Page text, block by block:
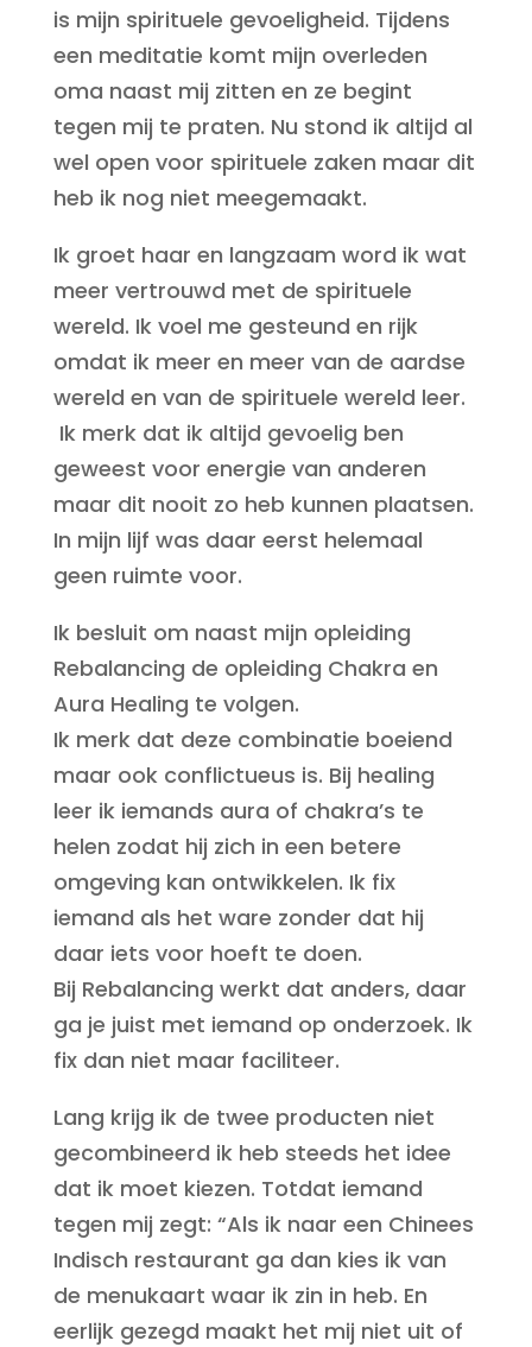
is mijn spirituele gevoeligheid. Tijdens
een meditatie komt mijn overleden
oma naast mij zitten en ze begint
tegen mij te praten. Nu stond ik altijd al
wel open voor spirituele zaken maar dit
heb ik nog niet meegemaakt.
Ik groet haar en langzaam word ik wat
meer vertrouwd met de spirituele
wereld. Ik voel me gesteund en rijk
omdat ik meer en meer van de aardse
wereld en van de spirituele wereld leer.
Ik merk dat ik altijd gevoelig ben
geweest voor energie van anderen
maar dit nooit zo heb kunnen plaatsen.
In mijn lijf was daar eerst helemaal
geen ruimte voor.
Ik besluit om naast mijn opleiding
Rebalancing de opleiding Chakra en
Aura Healing te volgen.
Ik merk dat deze combinatie boeiend
maar ook conflictueus is. Bij healing
leer ik iemands aura of chakra’s te
helen zodat hij zich in een betere
omgeving kan ontwikkelen. Ik fix
iemand als het ware zonder dat hij
daar iets voor hoeft te doen.
Bij Rebalancing werkt dat anders, daar
ga je juist met iemand op onderzoek. Ik
fix dan niet maar faciliteer.
Lang krijg ik de twee producten niet
gecombineerd ik heb steeds het idee
dat ik moet kiezen. Totdat iemand
tegen mij zegt: “Als ik naar een Chinees
Indisch restaurant ga dan kies ik van
de menukaart waar ik zin in heb. En
eerlijk gezegd maakt het mij niet uit of